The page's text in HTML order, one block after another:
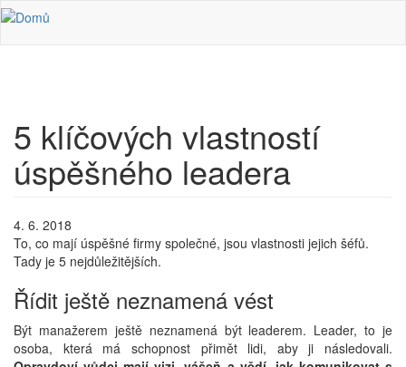
Přejít k hlavnímu obsahu
5 klíčových vlastností
úspěšného leadera
4. 6. 2018
To, co mají úspěšné firmy společné, jsou vlastnosti jejich šéfů.
Tady je 5 nejdůležitějších.
Řídit ještě neznamená vést
Být manažerem ještě neznamená být leaderem. Leader, to je
osoba, která má schopnost přimět lidi, aby ji následovali.